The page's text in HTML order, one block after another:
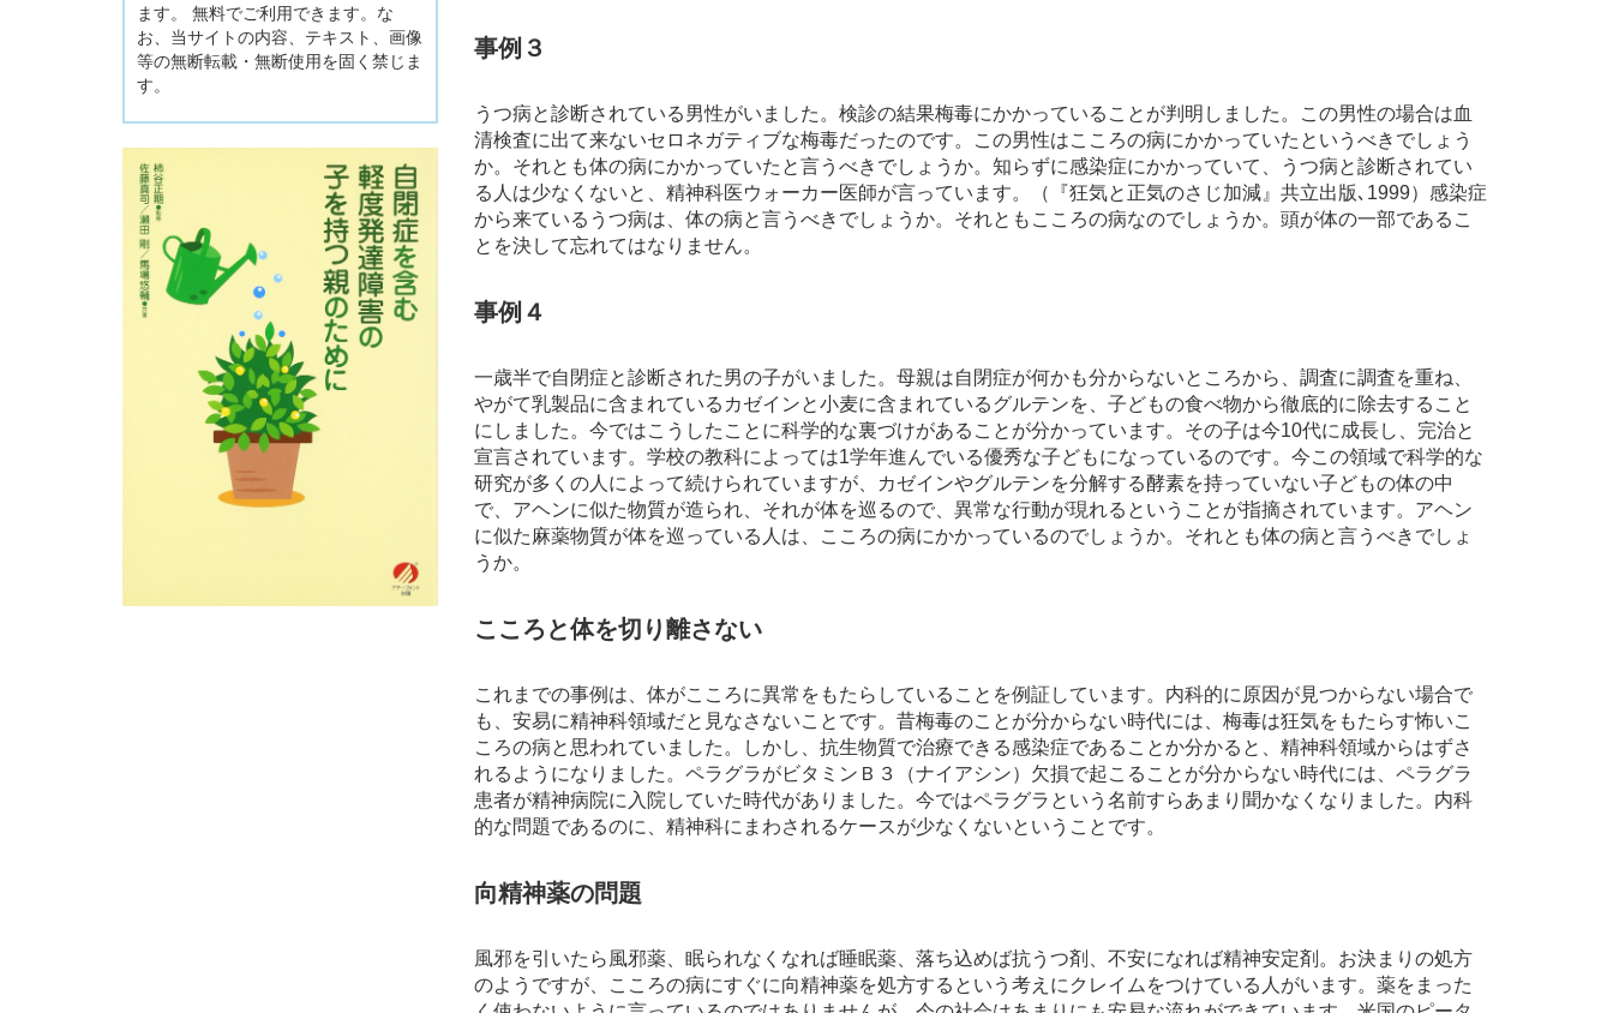
事例３
うつ病と診断されている男性がいました。検診の結果梅毒にかかっていることが判明しました。この男性の場合は血
清検査に出て来ないセロネガティブな梅毒だったのです。この男性はこころの病にかかっていたというべきでしょう
か。それとも体の病にかかっていたと言うべきでしょうか。知らずに感染症にかかっていて、うつ病と診断されてい
る人は少なくないと、精神科医ウォーカー医師が言っています。（『狂気と正気のさじ加減』共立出版､1999）感染症
から来ているうつ病は、体の病と言うべきでしょうか。それともこころの病なのでしょうか。頭が体の一部であるこ
とを決して忘れてはなりません。
事例４
一歳半で自閉症と診断された男の子がいました。母親は自閉症が何かも分からないところから、調査に調査を重ね、
やがて乳製品に含まれているカゼインと小麦に含まれているグルテンを、子どもの食べ物から徹底的に除去すること
にしました。今ではこうしたことに科学的な裏づけがあることが分かっています。その子は今10代に成長し、完治と
宣言されています。学校の教科によっては1学年進んでいる優秀な子どもになっているのです。今この領域で科学的な
研究が多くの人によって続けられていますが、カゼインやグルテンを分解する酵素を持っていない子どもの体の中
で、アヘンに似た物質が造られ、それが体を巡るので、異常な行動が現れるということが指摘されています。アヘン
に似た麻薬物質が体を巡っている人は、こころの病にかかっているのでしょうか。それとも体の病と言うべきでしょ
うか。
こころと体を切り離さない
これまでの事例は、体がこころに異常をもたらしていることを例証しています。内科的に原因が見つからない場合で
も、安易に精神科領域だと見なさないことです。昔梅毒のことが分からない時代には、梅毒は狂気をもたらす怖いこ
ころの病と思われていました。しかし、抗生物質で治療できる感染症であることか分かると、精神科領域からはずさ
れるようになりました。ペラグラがビタミンＢ３（ナイアシン）欠損で起こることが分からない時代には、ペラグラ
患者が精神病院に入院していた時代がありました。今ではペラグラという名前すらあまり聞かなくなりました。内科
的な問題であるのに、精神科にまわされるケースが少なくないということです。
向精神薬の問題
風邪を引いたら風邪薬、眠られなくなれば睡眠薬、落ち込めば抗うつ剤、不安になれば精神安定剤。お決まりの処方
のようですが、こころの病にすぐに向精神薬を処方するという考えにクレイムをつけている人がいます。薬をまった
ます。 無料でご利用できます。な
お、当サイトの内容、テキスト、画像
等の無断転載・無断使用を固く禁じま
す。